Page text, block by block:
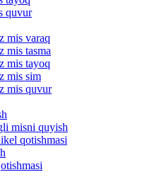
quvur
mis varaq
mis tasma
mis tayoq
mis sim
mis quvur
misni quyish
qotishmasi